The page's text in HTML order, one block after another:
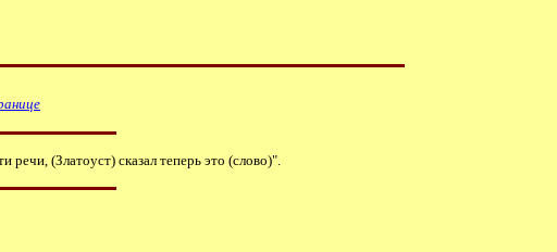
(Златоуст) сказал теперь это (слово)".